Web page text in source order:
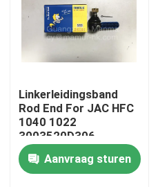
Linkerleidingsband
Rod End For JAC HFC
1040 1022
3003520D306
Aanvraag sturen